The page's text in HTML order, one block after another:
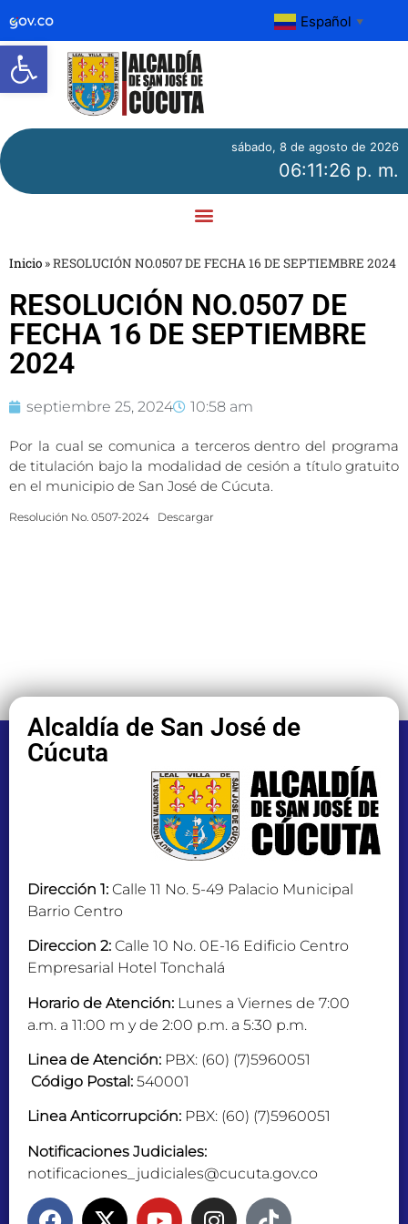
Abrir barra de herramientas
Español ▼
sábado, 8 de agosto de 2026
06:11:26 p. m.
Inicio »RESOLUCIÓN NO.0507 DE FECHA 16 DE SEPTIEMBRE 2024
RESOLUCIÓN NO.0507 DE
FECHA 16 DE SEPTIEMBRE
2024
septiembre 25, 2024 10:58 am
Por la cual se comunica a terceros dentro del programa
de titulación bajo la modalidad de cesión a título gratuito
en el municipio de San José de Cúcuta.
Resolución No. 0507-2024 Descargar
Alcaldía de San José de
Cúcuta
Dirección 1: Calle 11 No. 5-49 Palacio Municipal
Barrio Centro
Direccion 2: Calle 10 No. 0E-16 Edificio Centro
Empresarial Hotel Tonchalá
Horario de Atención: Lunes a Viernes de 7:00
a.m. a 11:00 m y de 2:00 p.m. a 5:30 p.m.
Linea de Atención: PBX: (60) (7)5960051
Código Postal: 540001
Linea Anticorrupción: PBX: (60) (7)5960051
Notificaciones Judiciales:
notificaciones_judiciales@cucuta.gov.co